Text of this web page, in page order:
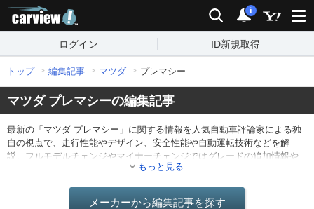
検索 通知
i
ログイン ID新規取得
トップ 編集記事 マツダ プレマシー
マツダ プレマシーの編集記事
最新の「マツダ プレマシー」に関する情報を人気自動車評論家による独
自の視点で、走行性能やデザイン、安全性能や自動運転技術などを解
説。フルモデルチェンジやマイナーチェンジではグレードの追加情報や
仕様の変更点を分かりやすくレポート。他にも最新ニュースや海外のモ
もっと見る
メーカーから編集記事を探す